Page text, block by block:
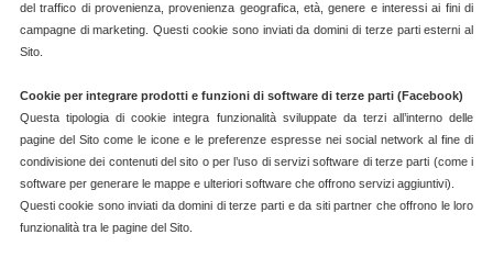
del traffico di provenienza, provenienza geografica, età, genere e interessi ai fini di
campagne di marketing. Questi cookie sono inviati da domini di terze parti esterni al
Sito.
Cookie per integrare prodotti e funzioni di software di terze parti (Facebook)
Questa tipologia di cookie integra funzionalità sviluppate da terzi all’interno delle
pagine del Sito come le icone e le preferenze espresse nei social network al fine di
condivisione dei contenuti del sito o per l’uso di servizi software di terze parti (come i
software per generare le mappe e ulteriori software che offrono servizi aggiuntivi).
Questi cookie sono inviati da domini di terze parti e da siti partner che offrono le loro
funzionalità tra le pagine del Sito.